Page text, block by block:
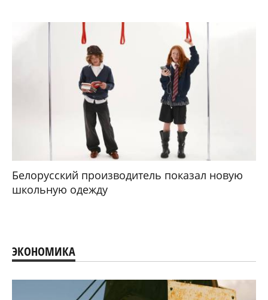
Белорусский производитель показал новую
школьную одежду
ЭКОНОМИКА